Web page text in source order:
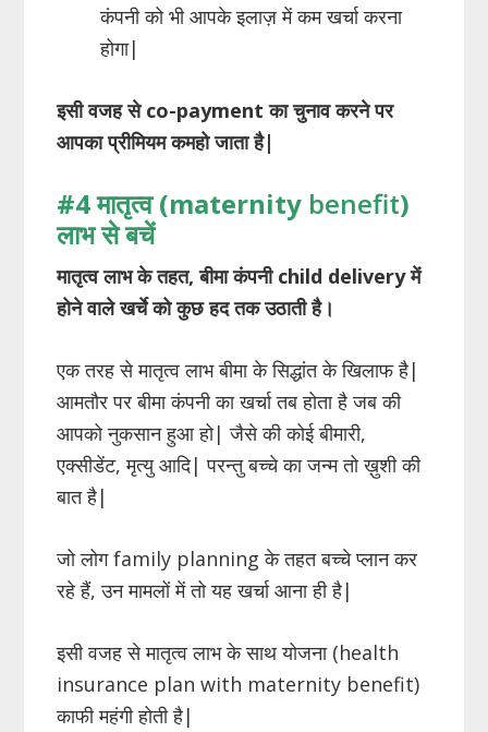
कंपनी को भी आपके इलाज़ में कम खर्चा करना
होगा|
इसी वजह से co-payment का चुनाव करने पर
आपका प्रीमियम कमहो जाता है|
#4 मातृत्व(maternity benefit)
लाभसेबचें
मातृत्व लाभ के तहत,बीमा कंपनी child delivery में
होने वाले खर्चे को कुछ हद तकउठातीहै।
एक तरह से मातृत्व लाभ बीमा के सिद्धांत के खिलाफ है|
आमतौर पर बीमा कंपनी का खर्चा तब होता है जब की
आपको नुकसान हुआ हो| जैसे की कोई बीमारी,
एक्सीडेंट, मृत्यु आदि| परन्तु बच्चे का जन्म तो ख़ुशी की
बात है|
जो लोग family planning के तहत बच्चे प्लान कर
रहे हैं, उन मामलों में तो यह खर्चा आना ही है|
इसी वजह से मातृत्व लाभ के साथ योजना (health
insurance plan with maternity benefit)
काफी महंगी होती है|